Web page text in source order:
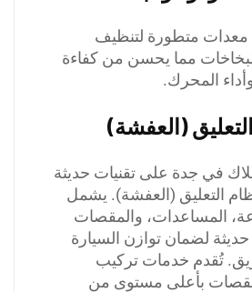
متطورة لتنظيف
مما يحسن من كفاءة
المحرك.
(العفشة)
في جدة على تقنيات حديثة
التعليق (العفشة). يشمل
المساعدات، والمقصات
لضمان توازن السيارة
تُقدم خدمات تركيب
بأعلى مستوى من